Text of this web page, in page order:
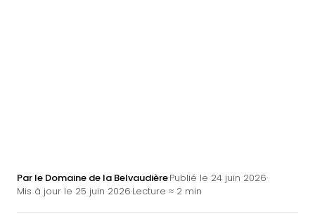
Par le Domaine de la Belvaudière·Publié le 24 juin 2026·
Mis à jour le 25 juin 2026·Lecture ≈ 2 min